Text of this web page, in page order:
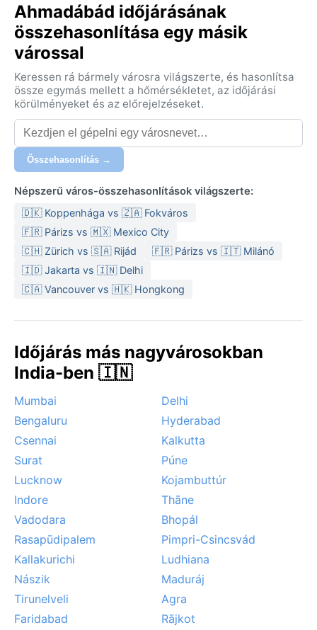
szédítő keverékében.
Éghajlata a forró, félszáraz BSh osztályba tartozik. A
nyarak, márciustól júniusig, kíméletlenül perzselőek: a
ritkák. A monszun júniustól szeptemberig hoz némi
enyhülést bőséges, de szeszélyes esőkkel, izzasztó
páratartalommal. A tél (november-február) kellemes,
napközben 25-30°C, éjszaka 10°C körül – ilyenkor
érdemes könnyű pulóvert is csomagolni a hátizsákba.
A legtöbb utazó számára a legjobb időszak
novembertől februárig tart, amikor a napfényes,
Kandária Mahadeva-templom homlokzata is
káprázatosan csillog a fényben. Az extrém hőség
miatt a nyári látogatás komoly próbatétel, a monszun
idején pedig a hirtelen szakadó esők és a lokális
áradások nehezíthetik a közlekedést. A klíma
monszun – adják Ahmedabad igazi, lüktető karakterét.
Ahmadábád időjárásának
összehasonlítása egy másik
várossal
Keressen rá bármely városra világszerte, és hasonlítsa
össze egymás mellett a hőmérsékletet, az időjárási
körülményeket és az előrejelzéseket.
Összehasonlítás →
Népszerű város-összehasonlítások világszerte:
🇩🇰 Koppenhága vs 🇿🇦 Fokváros
🇫🇷 Párizs vs 🇲🇽 Mexico City
🇨🇭 Zürich vs 🇸🇦 Rijád
🇫🇷 Párizs vs 🇮🇹 Milánó
🇮🇩 Jakarta vs 🇮🇳 Delhi
🇨🇦 Vancouver vs 🇭🇰 Hongkong
Időjárás más nagyvárosokban
India-ben 🇮🇳
Mumbai
Delhi
Bengaluru
Hyderabad
Csennai
Kalkutta
Surat
Púne
Lucknow
Kojambuttúr
Indore
Thāne
Vadodara
Bhopál
Rasapūdipalem
Pimpri-Csincsvád
Kallakurichi
Ludhiana
Nászik
Maduráj
Tirunelveli
Agra
Faridabad
Rājkot